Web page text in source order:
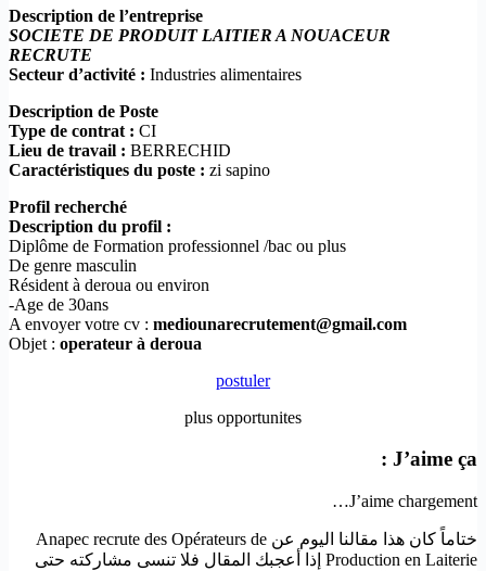
Description de l’entreprise
SOCIETE DE PRODUIT LAITIER A NOUACEUR
RECRUTE
Secteur d’activité : Industries alimentaires
Description de Poste
Type de contrat : CI
Lieu de travail : BERRECHID
Caractéristiques du poste : zi sapino
Profil recherché
Description du profil :
Diplôme de Formation professionnel /bac ou plus
De genre masculin
Résident à deroua ou environ
-Age de 30ans
A envoyer votre cv : mediounarecrutement@gmail.com
Objet : operateur à deroua
postuler
plus opportunites
J’aime ça :
J’aime chargement…
ختاماً كان هذا مقالنا اليوم عن Anapec recrute des Opérateurs de
Production en Laiterie إذا أعجبك المقال فلا تنسى مشاركته حتى